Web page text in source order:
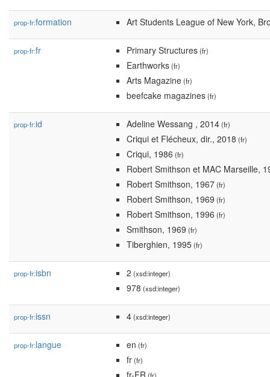
prop-fr:formation Art Students League of New York,
prop-fr:fr Primary Structures(fr)
Earthworks(fr)
Arts Magazine(fr)
beefcake magazines(fr)
prop-fr:id Adeline Wessang , 2014(fr)
Criqui et Flécheux, dir., 2018 (fr)
Criqui, 1986 (fr)
Robert Smithson et MAC Marseille,
Robert Smithson, 1967(fr)
Robert Smithson, 1969 (fr)
Robert Smithson, 1996 (fr)
Smithson, 1969 (fr)
Tiberghien, 1995(fr)
prop-fr:isbn 2 (xsd:integer)
978 (xsd:integer)
prop-fr:issn 4(xsd:integer)
prop-fr:langue en (fr)
fr(fr)
fr-FR